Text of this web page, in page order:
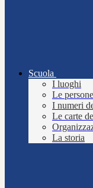
Scuola
I luoghi
Le persone
I numeri
Le carte
La storia